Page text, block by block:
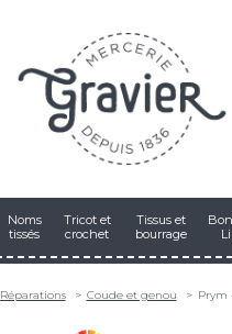
Noms
tissés
Tricot et
crochet
Tissus et
bourrage
Réparations Coude et genou Prym